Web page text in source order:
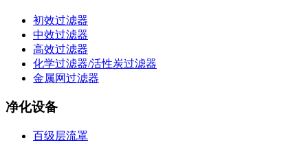
初效过滤器
中效过滤器
高效过滤器
化学过滤器/活性炭过滤器
金属网过滤器
净化设备
百级层流罩